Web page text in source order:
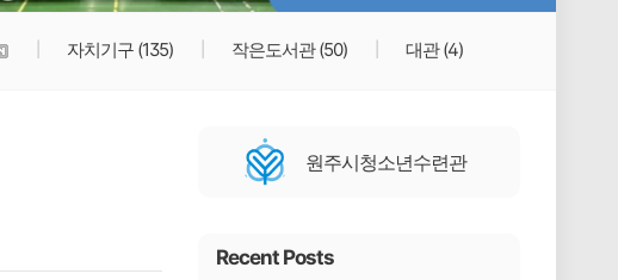
자치기구 (135) 작은도서관(50) 대관(4)
원주시청소년수련관
Recent Posts